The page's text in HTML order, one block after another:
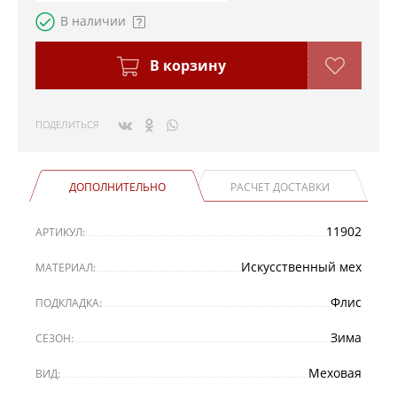
В наличии
В корзину
ПОДЕЛИТЬСЯ
ДОПОЛНИТЕЛЬНО РАСЧЕТ ДОСТАВКИ
АРТИКУЛ: 11902
МАТЕРИАЛ: Искусственный мех
ПОДКЛАДКА: Флис
СЕЗОН: Зима
ВИД: Меховая